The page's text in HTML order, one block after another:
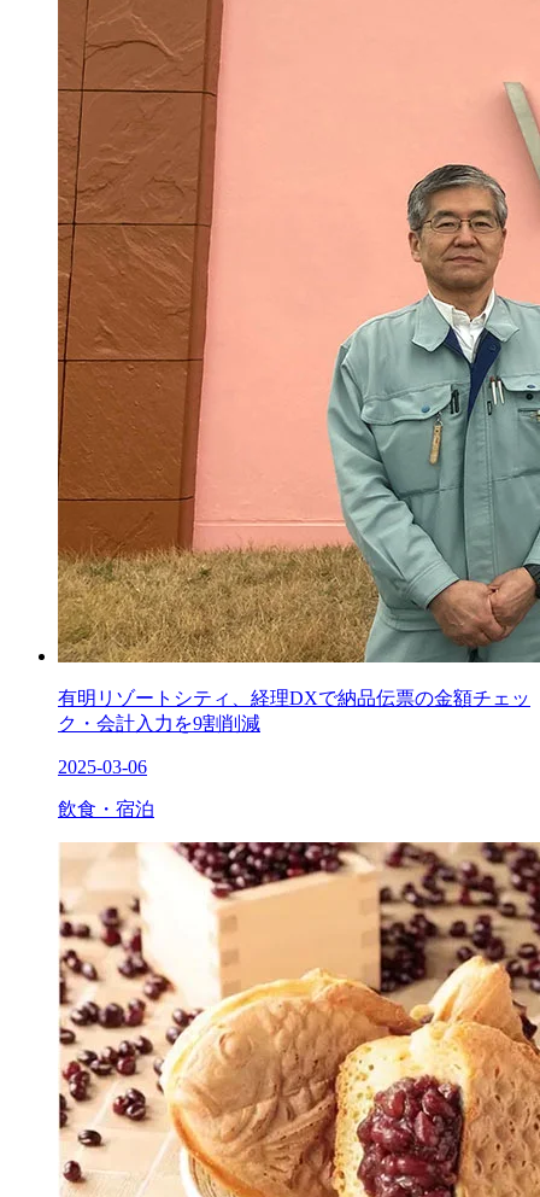
有明リゾートシティ、経理DXで納品伝票の金額チェッ
ク・会計入力を9割削減
2025-03-06
飲食・宿泊